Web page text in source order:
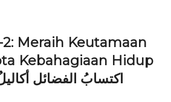
2: Meraih Keutamaan
Kebahagiaan Hidup